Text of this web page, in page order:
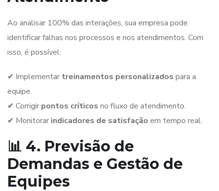
Ao analisar 100% das interações, sua empresa pode
identificar falhas nos processos e nos atendimentos. Com
isso, é possível:
✔ Implementar treinamentos personalizados para a
equipe.
✔ Corrigir pontos críticos no fluxo de atendimento.
✔ Monitorar indicadores de satisfação em tempo real.
📊 4. Previsão de
Demandas e Gestão de
Equipes